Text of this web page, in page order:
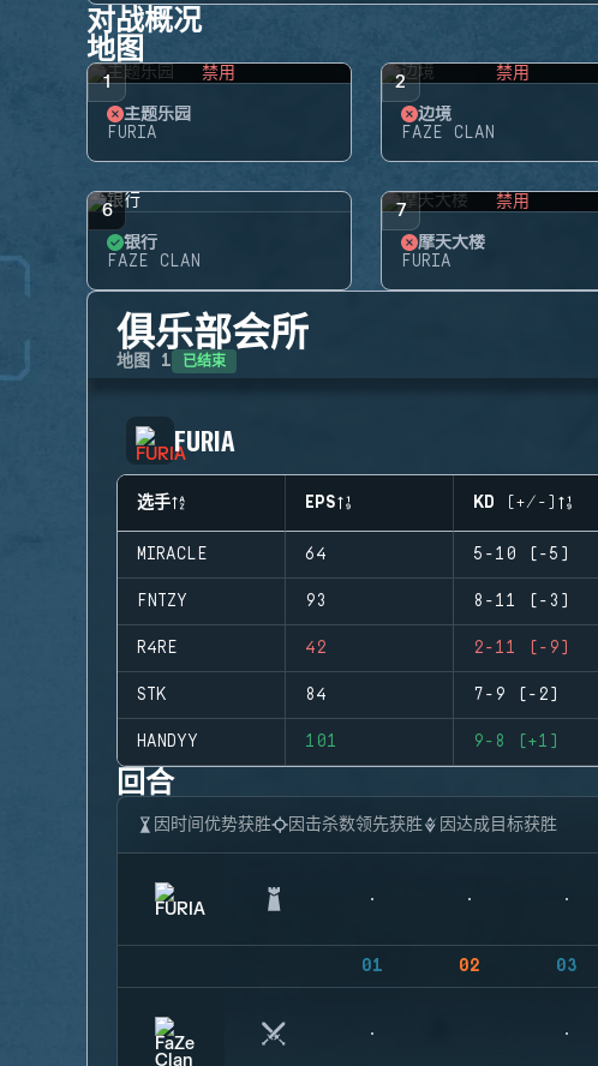
对战概况
地图
1 禁用
主题乐园
FURIA
2 禁用
边境
FAZE CLAN
6
银行
FAZE CLAN
7 禁用
摩天大楼
FURIA
俱乐部会所
地图 1 已结束
FURIA
选手 EPS KD (+/-)
MIRACLE 64 5-10 (-5)
FNTZY 93 8-11 (-3)
R4RE 42 2-11 (-9)
STK 84 7-9 (-2)
HANDYY 101 9-8 (+1)
回合
因时间优势获胜 因击杀数领先获胜 因达成目标获胜
01 02 03